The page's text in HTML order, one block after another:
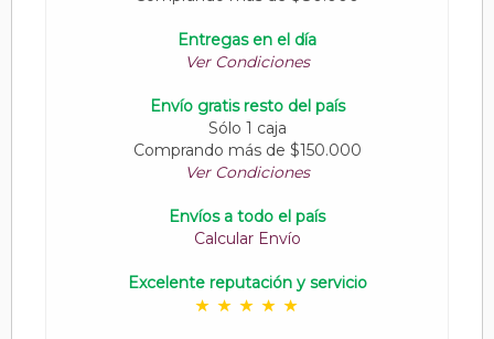
Entregas en el día
Ver Condiciones
Envío gratis resto del país
Sólo 1 caja
Comprando más de $150.000
Ver Condiciones
Envíos a todo el país
Calcular Envío
Excelente reputación y servicio